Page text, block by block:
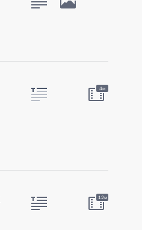
4м
12м